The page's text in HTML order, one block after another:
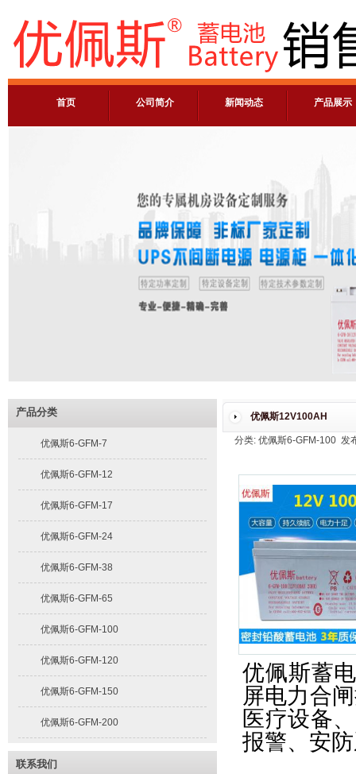
首页 公司简介 新闻动态 产品展示
优佩斯12V100AH
分类: 优佩斯6-GFM-100 发
优佩斯蓄
屏电力合
医疗设备
报警、安
产品分类
优佩斯6-GFM-7
优佩斯6-GFM-12
优佩斯6-GFM-17
优佩斯6-GFM-24
优佩斯6-GFM-38
优佩斯6-GFM-65
优佩斯6-GFM-100
优佩斯6-GFM-120
优佩斯6-GFM-150
优佩斯6-GFM-200
联系我们